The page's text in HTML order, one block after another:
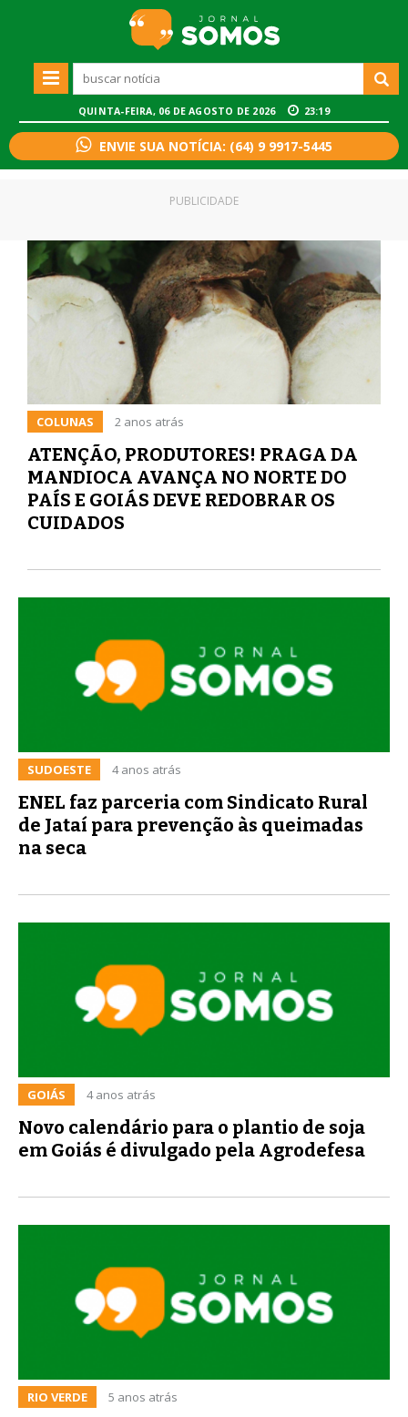
QUINTA-FEIRA, 06 DE AGOSTO DE 2026 23:19
ENVIE SUA NOTÍCIA: (64) 9 9917-5445
COLUNAS 2 anos atrás
ATENÇÃO, PRODUTORES! PRAGA DA
MANDIOCA AVANÇA NO NORTE DO
PAÍS E GOIÁS DEVE REDOBRAR OS
CUIDADOS
PUBLICIDADE
SUDOESTE 4 anos atrás
ENEL faz parceria com Sindicato Rural
de Jataí para prevenção às queimadas
na seca
GOIÁS 4 anos atrás
Novo calendário para o plantio de soja
em Goiás é divulgado pela Agrodefesa
RIO VERDE 5 anos atrás